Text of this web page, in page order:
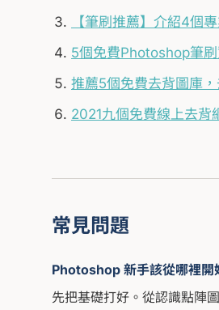
【筆刷推薦】介紹4個
5個免費Photoshop筆
推薦5個免費去背圖庫
2021九個免費線上去背
常見問題
Photoshop 新手該從哪裡開
先把基礎打好。從認識點陣